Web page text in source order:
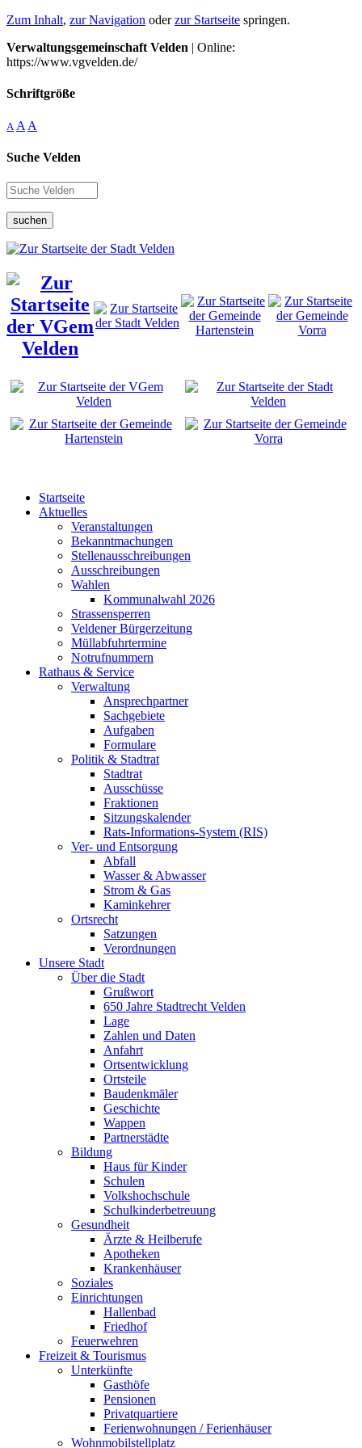
Zum Inhalt, zur Navigation oderzur Startseite springen.
Verwaltungsgemeinschaft Velden | Online:
https://www.vgvelden.de/
Schriftgröße
A A A
Suche Velden
suchen
Startseite
Aktuelles
Veranstaltungen
Bekanntmachungen
Stellenausschreibungen
Ausschreibungen
Wahlen
Kommunalwahl 2026
Strassensperren
Veldener Bürgerzeitung
Müllabfuhrtermine
Notrufnummern
Rathaus & Service
Verwaltung
Ansprechpartner
Sachgebiete
Aufgaben
Formulare
Politik & Stadtrat
Stadtrat
Ausschüsse
Fraktionen
Sitzungskalender
Rats-Informations-System (RIS)
Ver- und Entsorgung
Abfall
Wasser & Abwasser
Strom & Gas
Kaminkehrer
Ortsrecht
Satzungen
Verordnungen
Unsere Stadt
Über die Stadt
Grußwort
650 Jahre Stadtrecht Velden
Lage
Zahlen und Daten
Anfahrt
Ortsentwicklung
Ortsteile
Baudenkmäler
Geschichte
Wappen
Partnerstädte
Bildung
Haus für Kinder
Schulen
Volkshochschule
Schulkinderbetreuung
Gesundheit
Ärzte & Heilberufe
Apotheken
Krankenhäuser
Soziales
Einrichtungen
Hallenbad
Friedhof
Feuerwehren
Freizeit & Tourismus
Unterkünfte
Gasthöfe
Pensionen
Privatquartiere
Ferienwohnungen / Ferienhäuser
Wohnmobilstellplatz